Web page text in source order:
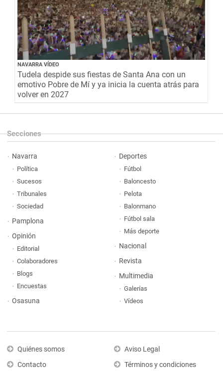
NAVARRA VÍDEO
Tudela despide sus fiestas de Santa Ana con un
emotivo Pobre de Mí y ya inicia la cuenta atrás para
volver en 2027
Secciones
Navarra
Política
Sucesos
Tribunales
Sociedad
Pamplona
Opinión
Editorial
Colaboradores
Blogs
Encuestas
Osasuna
Deportes
Fútbol
Baloncesto
Pelota
Balonmano
Fútbol sala
Más deporte
Nacional
Revista
Multimedia
Galerías
Vídeos
Quiénes somos
Contacto
Aviso Legal
Términos y condiciones